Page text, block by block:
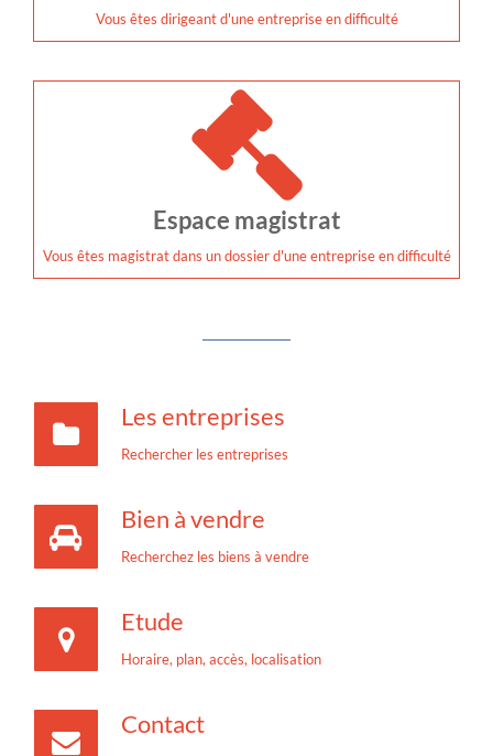
Vous êtes dirigeant d'une entreprise en difficulté
Espace magistrat
Vous êtes magistrat dans un dossier d'une entreprise en difficulté
Les entreprises
Rechercher les entreprises
Bien à vendre
Recherchez les biens à vendre
Etude
Horaire, plan, accès, localisation
Contact